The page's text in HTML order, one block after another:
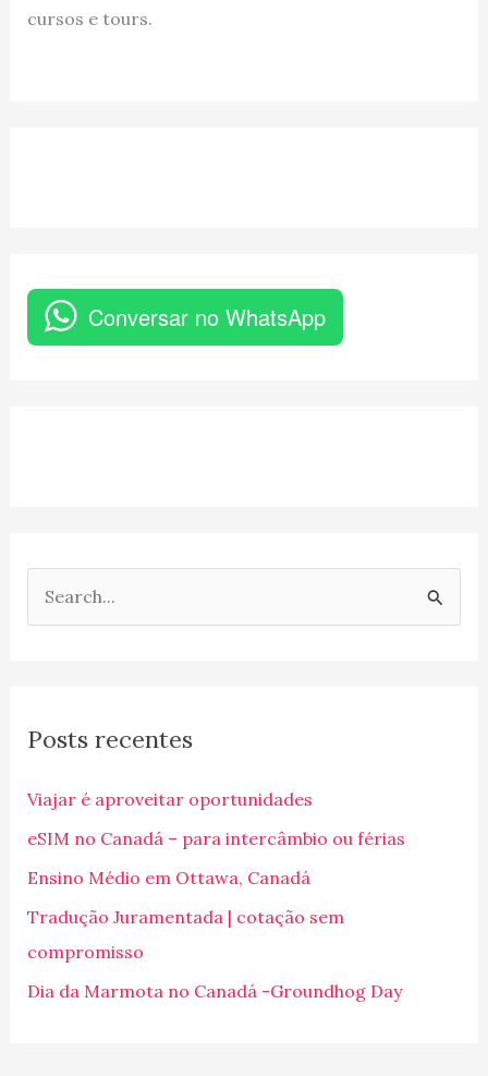
cursos e tours.
Conversar no WhatsApp
u
s
a
r
p
o
r
Posts recentes
Viajar é aproveitar oportunidades
eSIM no Canadá – para intercâmbio ou férias
Ensino Médio em Ottawa, Canadá
Tradução Juramentada | cotação sem
compromisso
Dia da Marmota no Canadá -Groundhog Day